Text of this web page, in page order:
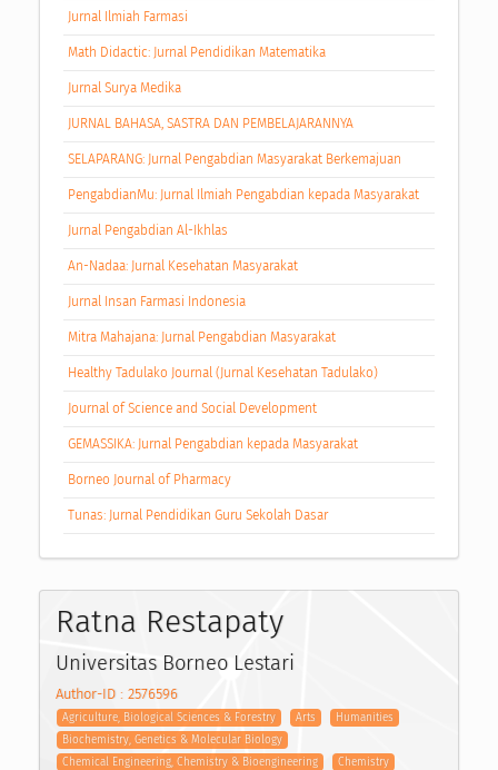
Jurnal Ilmiah Farmasi
Math Didactic: Jurnal Pendidikan Matematika
Jurnal Surya Medika
JURNAL BAHASA, SASTRA DAN PEMBELAJARANNYA
SELAPARANG: Jurnal Pengabdian Masyarakat Berkemajuan
PengabdianMu: Jurnal Ilmiah Pengabdian kepada Masyarakat
Jurnal Pengabdian Al-Ikhlas
An-Nadaa: Jurnal Kesehatan Masyarakat
Jurnal Insan Farmasi Indonesia
Mitra Mahajana: Jurnal Pengabdian Masyarakat
Healthy Tadulako Journal (Jurnal Kesehatan Tadulako)
Journal of Science and Social Development
GEMASSIKA: Jurnal Pengabdian kepada Masyarakat
Borneo Journal of Pharmacy
Tunas: Jurnal Pendidikan Guru Sekolah Dasar
Ratna Restapaty
Universitas Borneo Lestari
Author-ID : 2576596
Agriculture, Biological Sciences & Forestry Arts
Humanities
Biochemistry, Genetics & Molecular Biology
Chemical Engineering, Chemistry & Bioengineering
Chemistry